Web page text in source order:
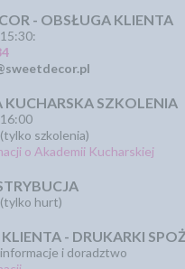
- OBSŁUGA KLIENTA
KUCHARSKA SZKOLENIA
(tylko szkolenia)
o Akademii Kucharskiej
(tylko hurt)
KLIENTA - DRUKARKI
informacje i doradztwo